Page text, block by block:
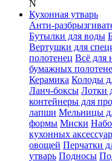
N
Кухонная утварь
Анти-
Бутылки для воды
Вертушки для
полотенец Всё для
бумажных
Керамика Колоды
Ланч-боксы Лотки
контейнеры для
лапши Мельницы
формы Миски
кухонных
овощей Перчатки
утварь Подносы